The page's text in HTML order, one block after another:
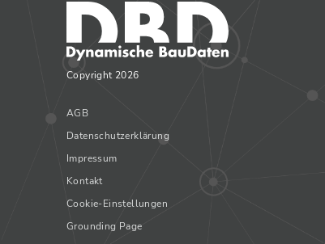
Copyright 2026
AGB
Datenschutzerklärung
Impressum
Kontakt
Cookie-Einstellungen
Grounding Page